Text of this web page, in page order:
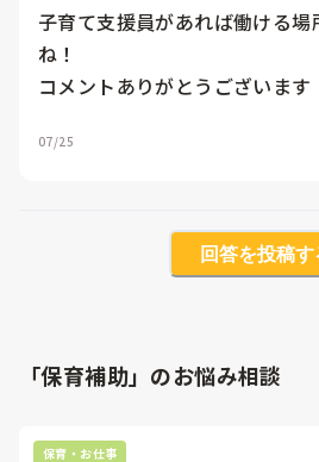
子育て支援員があれば働ける
ね！
コメントありがとうございます
07/25
回答を投稿す
「保育補助」のお悩み相談
保育・お仕事